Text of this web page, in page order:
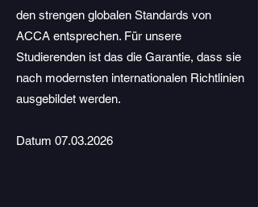
den strengen globalen Standards von
ACCA entsprechen. Für unsere
Studierenden ist das die Garantie, dass sie
nach modernsten internationalen Richtlinien
ausgebildet werden.
Datum 07.03.2026